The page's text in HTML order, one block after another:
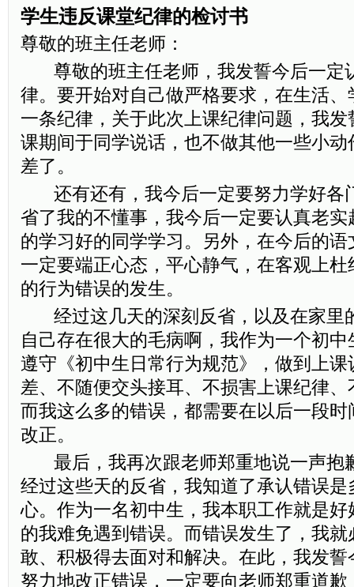
学生违反课堂纪律的检讨书
尊敬的班主任老师：
尊敬的班主任老师，我发誓今后一定
律。要开始对自己做严格要求，在生活
一条纪律，关于此次上课纪律问题，我
课期间于同学说话，也不做其他一些小
差了。
还有还有，我今后一定要努力学好各
省了我的不懂事，我今后一定要认真老
的学习好的同学学习。另外，在今后的
一定要端正心态，平心静气，在客观上
的行为错误的发生。
经过这几天的深刻反省，以及在家里
自己存在很大的毛病啊，我作为一个初
遵守《初中生日常行为规范》，做到上
差、不随便交头接耳、不损害上课纪律
而我这么多的错误，都需要在以后一段
改正。
最后，我再次跟老师郑重地说一声抱
经过这些天的反省，我知道了承认错误
心。作为一名初中生，我本职工作就是
的我难免遇到错误。而错误发生了，我
敢、积极得去面对和解决。在此，我发
努力地改正错误，一定要向老师郑重道